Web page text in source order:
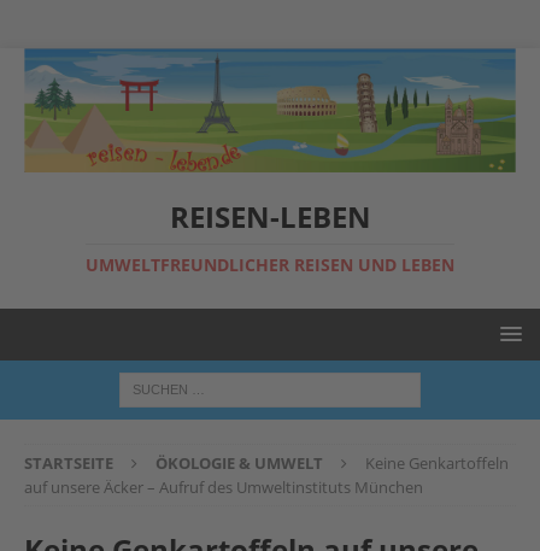
REISEN-LEBEN
UMWELTFREUNDLICHER REISEN UND LEBEN
STARTSEITE ÖKOLOGIE & UMWELT
Keine Genkartoffeln
auf unsere Äcker – Aufruf des Umweltinstituts München